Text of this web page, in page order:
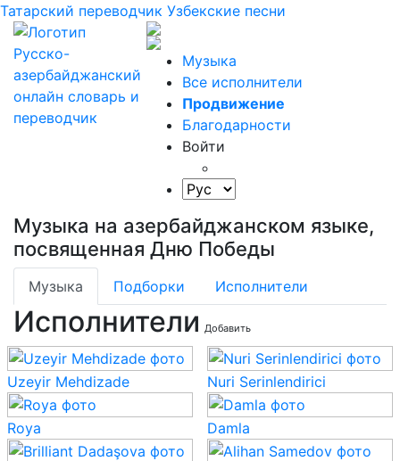
Татарский переводчик Узбекские песни
Музыка
Все исполнители
Продвижение
Благодарности
Войти
Музыка на азербайджанском языке,
посвященная Дню Победы
Музыка Подборки Исполнители
Исполнители Добавить
Uzeyir Mehdizade Nuri Serinlendirici
Roya Damla